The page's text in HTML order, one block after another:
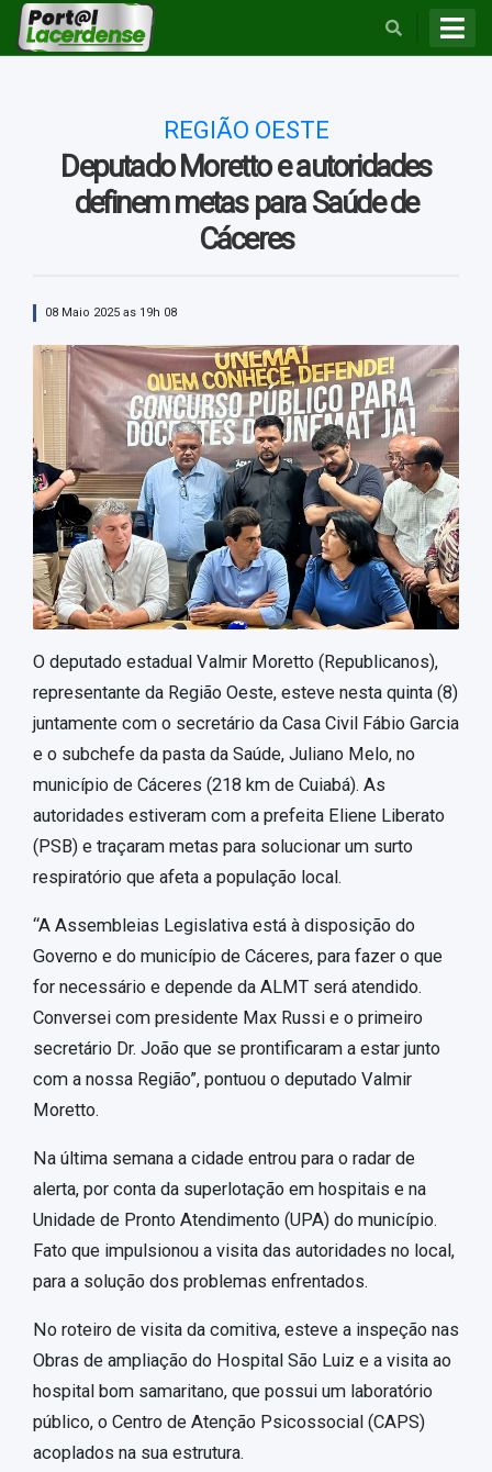
REGIÃO OESTE
Deputado Moretto e autoridades
definem metas para Saúde de
Cáceres
08 Maio 2025 as 19h 08
O deputado estadual Valmir Moretto (Republicanos),
representante da Região Oeste, esteve nesta quinta (8)
juntamente com o secretário da Casa Civil Fábio Garcia
e o subchefe da pasta da Saúde, Juliano Melo, no
município de Cáceres (218 km de Cuiabá). As
autoridades estiveram com a prefeita Eliene Liberato
(PSB) e traçaram metas para solucionar um surto
respiratório que afeta a população local.
“A Assembleias Legislativa está à disposição do
Governo e do município de Cáceres, para fazer o que
for necessário e depende da ALMT será atendido.
Conversei com presidente Max Russi e o primeiro
secretário Dr. João que se prontificaram a estar junto
com a nossa Região”, pontuou o deputado Valmir
Moretto.
Na última semana a cidade entrou para o radar de
alerta, por conta da superlotação em hospitais e na
Unidade de Pronto Atendimento (UPA) do município.
Fato que impulsionou a visita das autoridades no local,
para a solução dos problemas enfrentados.
No roteiro de visita da comitiva, esteve a inspeção nas
Obras de ampliação do Hospital São Luiz e a visita ao
hospital bom samaritano, que possui um laboratório
público, o Centro de Atenção Psicossocial (CAPS)
acoplados na sua estrutura.